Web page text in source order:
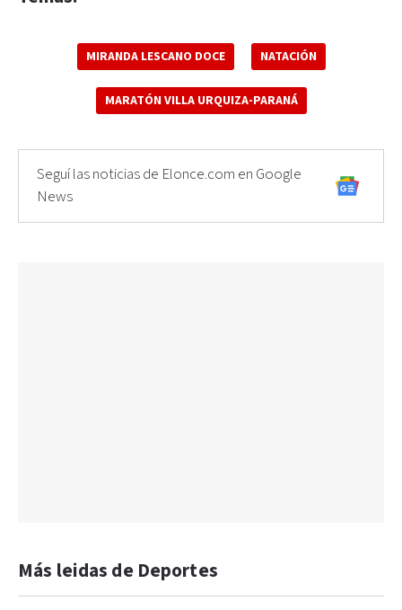
MIRANDA LESCANO DOCE NATACIÓN
MARATÓN VILLA URQUIZA-PARANÁ
Seguí las noticias de Elonce.com en Google
News
Más leidas de Deportes